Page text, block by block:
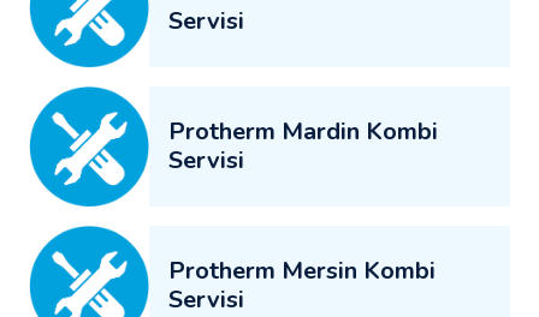
Servisi
Protherm Mardin Kombi
Servisi
Protherm Mersin Kombi
Servisi